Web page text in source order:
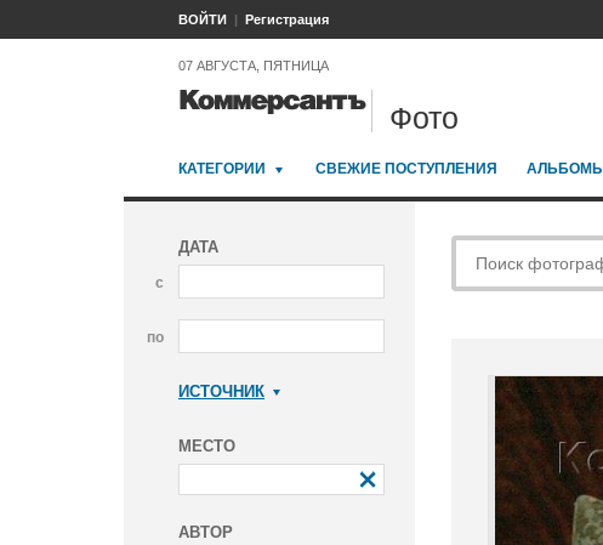
ВОЙТИ Регистрация
07 АВГУСТА, ПЯТНИЦА
Фото
КАТЕГОРИИ СВЕЖИЕ ПОСТУПЛЕНИЯ АЛЬБОМЫ
ДАТА
с
по
ИСТОЧНИК
МЕСТО
АВТОР